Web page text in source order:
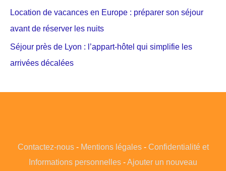
Location de vacances en Europe : préparer son séjour
avant de réserver les nuits
Séjour près de Lyon : l’appart-hôtel qui simplifie les
arrivées décalées
Contactez-nous- Mentions légales- Confidentialité et
Informations personnelles -Ajouter un nouveau